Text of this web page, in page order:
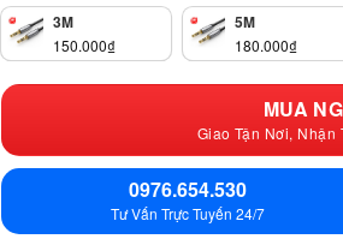
3M
150.000₫
5M
180.000₫
MUA
Giao Tận Nơi, Nhận
0976.654.530
Tư Vấn Trực Tuyến 24/7